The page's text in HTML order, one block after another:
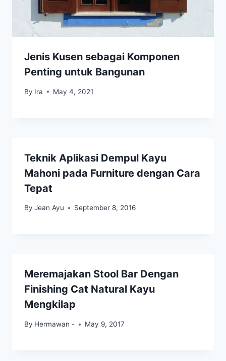
Jenis Kusen sebagai Komponen
Penting untuk Bangunan
By Ira May 4, 2021
Teknik Aplikasi Dempul Kayu
Mahoni pada Furniture dengan Cara
Tepat
By Jean Ayu September 8, 2016
Meremajakan Stool Bar Dengan
Finishing Cat Natural Kayu
Mengkilap
By Hermawan - May 9, 2017